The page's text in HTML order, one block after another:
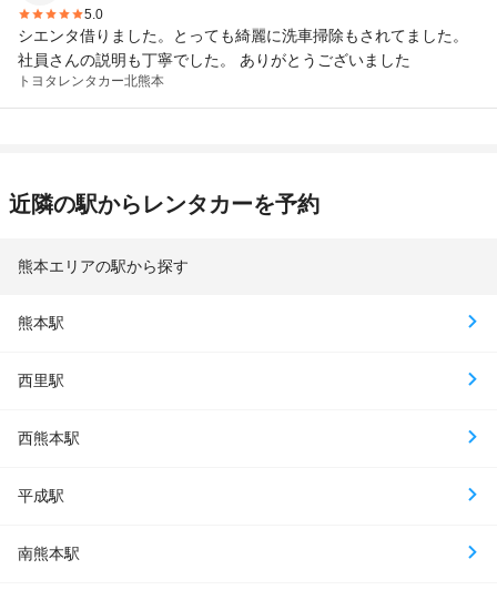
5.0
シエンタ借りました。とっても綺麗に洗車掃除もされてました。
社員さんの説明も丁寧でした。 ありがとうございました
トヨタレンタカー北熊本
近隣の駅からレンタカーを予約
熊本エリアの駅から探す
熊本駅
西里駅
西熊本駅
平成駅
南熊本駅